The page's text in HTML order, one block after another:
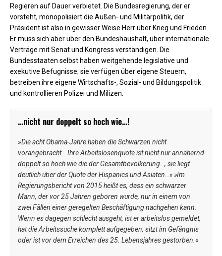
Regieren auf Dauer verbietet. Die Bundesregierung, der er
vorsteht, monopolisiert die Außen- und Militärpolitik, der
Präsident ist also in gewisser Weise Herr über Krieg und Frieden.
Er muss sich aber über den Bundeshaushalt, über internationale
Verträge mit Senat und Kongress verständigen. Die
Bundesstaaten selbst haben weitgehende legislative und
exekutive Befugnisse; sie verfügen über eigene Steuern,
betreiben ihre eigene Wirtschafts-, Sozial- und Bildungspolitik
und kontrollieren Polizei und Milizen.
…nicht nur doppelt so hoch wie…!
»Die acht Obama-Jahre haben die Schwarzen nicht
vorangebracht… Ihre Arbeitslosenquote ist nicht nur annähernd
doppelt so hoch wie die der Gesamtbevölkerung…, sie liegt
deutlich über der Quote der Hispanics und Asiaten…« »Im
Regierungsbericht von 2015 heißt es, dass ein schwarzer
Mann, der vor 25 Jahren geboren wurde, nur in einem von
zwei Fällen einer geregelten Beschäftigung nachgehen kann.
Wenn es dagegen schlecht ausgeht, ist er arbeitslos gemeldet,
hat die Arbeitssuche komplett aufgegeben, sitzt im Gefängnis
oder ist vor dem Erreichen des 25. Lebensjahres gestorben.«